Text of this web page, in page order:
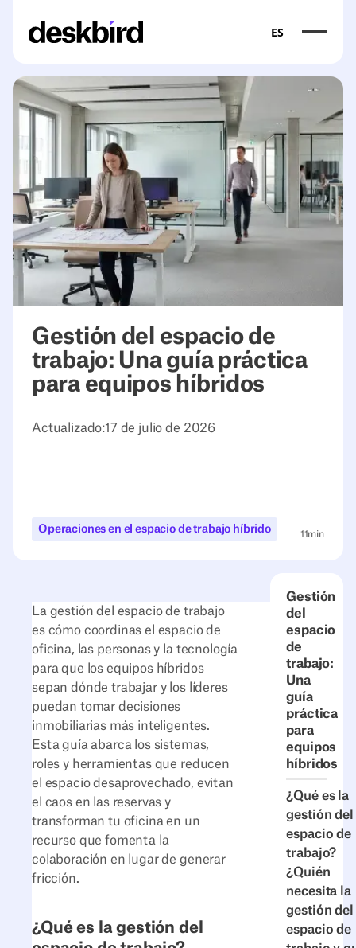
ES
Gestión del espacio de
trabajo: Una guía práctica
para equipos híbridos
Actualizado:17 de julio de 2026
Operaciones en el espacio de trabajo híbrido 11min
Gestión
del
espacio
de
trabajo:
Una
guía
práctica
para
equipos
híbridos
¿Qué es la
gestión del
espacio de
trabajo?
¿Quién
necesita la
gestión del
espacio de
La gestión del espacio de trabajo
es cómo coordinas el espacio de
oficina, las personas y la tecnología
para que los equipos híbridos
sepan dónde trabajar y los líderes
puedan tomar decisiones
inmobiliarias más inteligentes.
Esta guía abarca los sistemas,
roles y herramientas que reducen
el espacio desaprovechado, evitan
el caos en las reservas y
transforman tu oficina en un
recurso que fomenta la
colaboración en lugar de generar
fricción.
¿Qué es la gestión del
<table><thead><tr><th>Capability</th><th>Why it